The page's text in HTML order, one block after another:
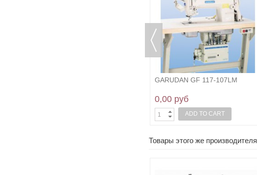
GARUDAN GF 117-107LM
0,00 руб
ADD TO CART
Товары этого же производителя